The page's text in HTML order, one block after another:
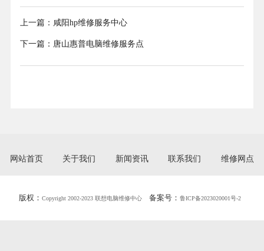
上一篇： 咸阳hp维修服务中心
下一篇： 唐山惠普电脑维修服务点
网站首页 关于我们 新闻资讯 联系我们 维修网点
版权：Copyright 2002-2023 联想电脑维修中心 备案号： 鲁ICP备2023020001号-2